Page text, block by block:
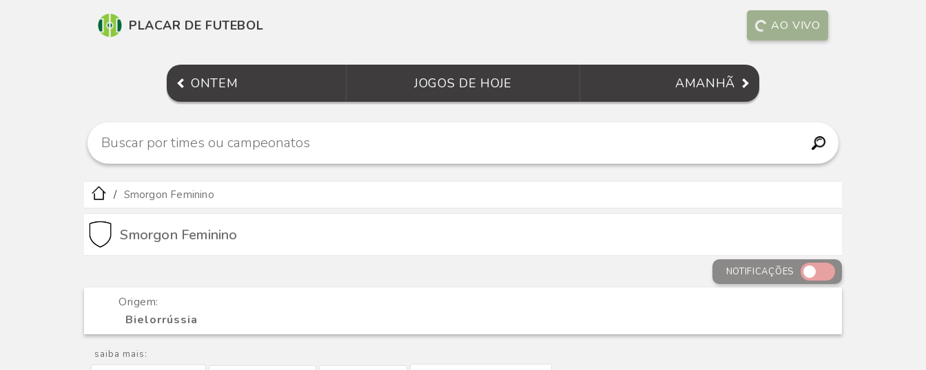
PLACAR DE FUTEBOL AO VIVO
ONTEM JOGOS DE HOJE AMANHÃ
Smorgon Feminino
Smorgon Feminino
NOTIFICAÇÕES
Origem:
Bielorrússia
saiba mais: